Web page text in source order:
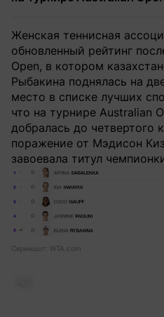
Женская теннисная
обновленный рейтинг
Open, в котором
Рыбакина поднялась на
место в списке лучших
что на турнире Australian
добралась до четвертого
поражение от Мэдисон
завоевала титул
Скриншот: WTA.com